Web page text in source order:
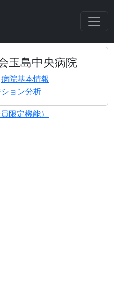
玉島中央病院
病院基本情報
ョン分析
限定機能）